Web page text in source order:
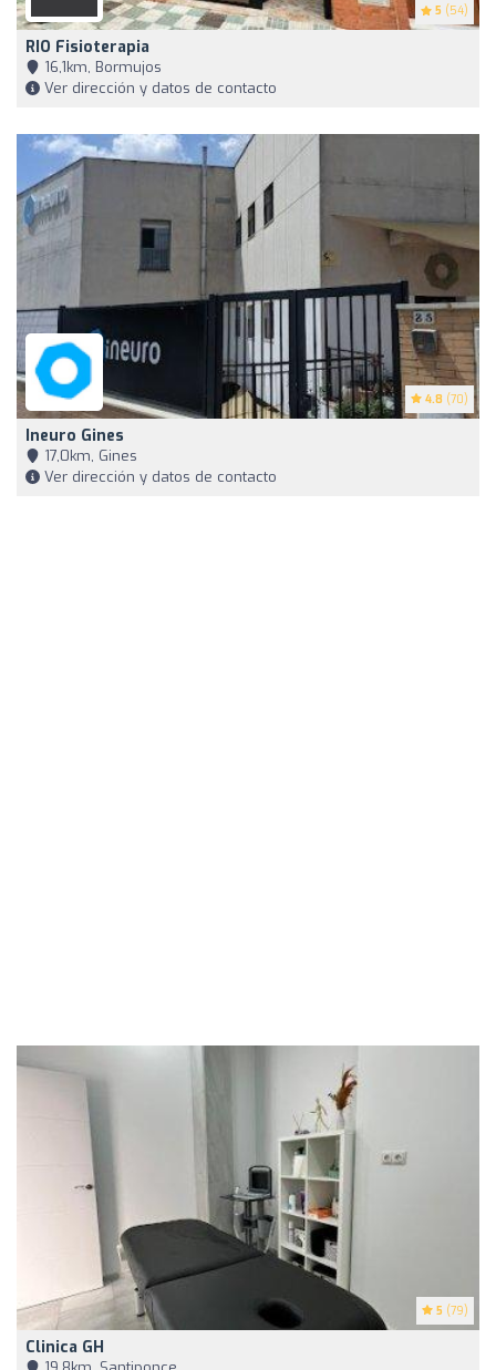
5 (54)
RIO Fisioterapia
16,1km, Bormujos
Ver dirección y datos de contacto
4.8 (70)
Ineuro Gines
17,0km, Gines
Ver dirección y datos de contacto
5 (79)
Clinica GH